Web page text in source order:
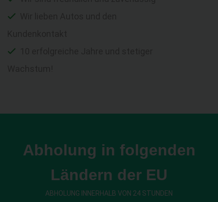
Abholung in folgenden
Ländern der EU
ABHOLUNG INNERHALB VON 24 STUNDEN